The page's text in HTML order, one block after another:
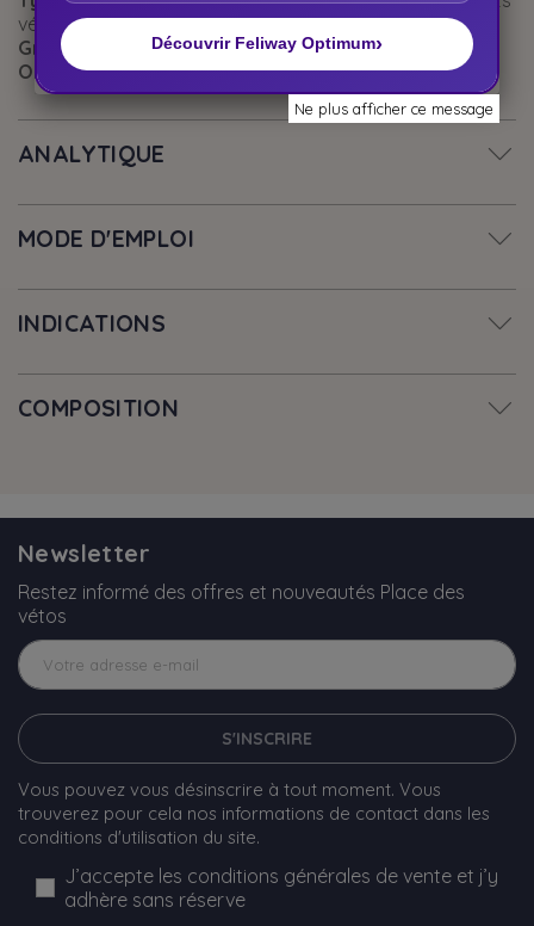
vétérinaires
Groupe Espèces :Chats | Chiens
Objectifs Santé :Divers
ANALYTIQUE
MODE D'EMPLOI
INDICATIONS
COMPOSITION
Newsletter
Restez informé des offres et nouveautés Place des
vétos
S'INSCRIRE
Vous pouvez vous désinscrire à tout moment. Vous
trouverez pour cela nos informations de contact dans les
conditions d'utilisation du site.
J’accepte les conditions générales de vente et j’y
adhère sans réserve
Découvrir Feliway Optimum›
Ne plus afficher ce message